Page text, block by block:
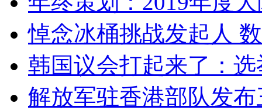
悼念冰桶挑战发起人
韩国议会打起来了：
解放军驻香港部队发